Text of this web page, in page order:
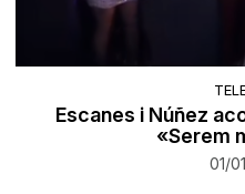
Escanes i Núñez
«Serem
01/